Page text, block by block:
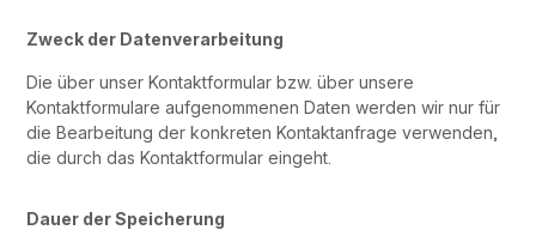
Zweck der Datenverarbeitung
Die über unser Kontaktformular bzw. über unsere
Kontaktformulare aufgenommenen Daten werden wir nur für
die Bearbeitung der konkreten Kontaktanfrage verwenden,
die durch das Kontaktformular eingeht.
Dauer der Speicherung